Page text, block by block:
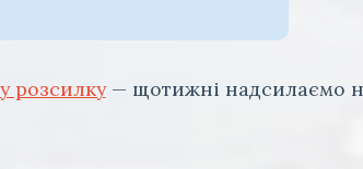
розсилку— щотижні надсилаємо